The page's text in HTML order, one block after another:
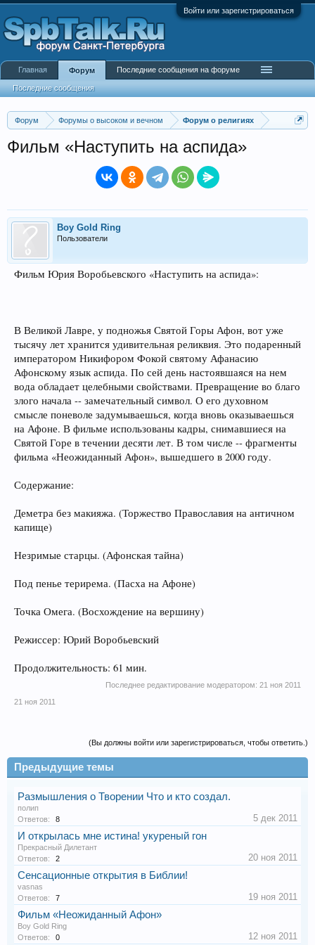
Войти или зарегистрироваться
Форум Форумы о высоком и вечном Форум о религиях
Фильм «Наступить на аспида»
Boy Gold Ring
Пользователи
Фильм Юрия Воробьевского «Наступить на аспида»:
В Великой Лавре, у подножья Святой Горы Афон, вот уже
тысячу лет хранится удивительная реликвия. Это подаренный
императором Никифором Фокой святому Афанасию
Афонскому язык аспида. По сей день настоявшаяся на нем
вода обладает целебными свойствами. Превращение во благо
злого начала -- замечательный символ. О его духовном
смысле поневоле задумываешься, когда вновь оказываешься
на Афоне. В фильме использованы кадры, снимавшиеся на
Святой Горе в течении десяти лет. В том числе -- фрагменты
фильма «Неожиданный Афон», вышедшего в 2000 году.
Содержание:
Деметра без макияжа. (Торжество Православия на античном
капище)
Незримые старцы. (Афонская тайна)
Под пенье терирема. (Пасха на Афоне)
Точка Омега. (Восхождение на вершину)
Режиссер: Юрий Воробьевский
Продолжительность: 61 мин.
Последнее редактирование модератором: 21 ноя 2011
21 ноя 2011
(Вы должны войти или зарегистрироваться, чтобы ответить.)
Предыдущие темы
Размышления о Творении Что и кто создал.
полип
Ответов:
8 5 дек 2011
И открылась мне истина! укуреный гон
Прекрасный Дилетант
Ответов:
2 20 ноя 2011
Сенсационные открытия в Библии!
vasnas
Ответов:
7 19 ноя 2011
Фильм «Неожиданный Афон»
Boy Gold Ring
Ответов:
0 12 ноя 2011
Главная Форум
Последние сообщения
Последние сообщения на форуме